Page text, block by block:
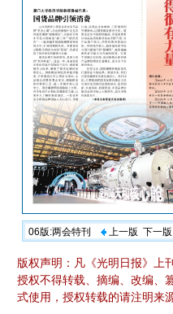
06版:两会特刊 上一版 下一版
版权声明：凡《光明日报》上
授权不得转载、摘编、改编、
式使用，授权转载的请注明来